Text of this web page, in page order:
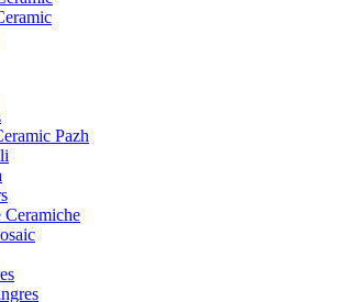
Pazh
Ceramiche